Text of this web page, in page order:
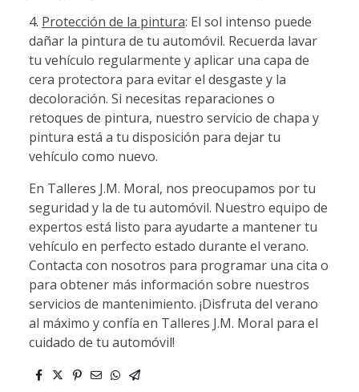
4. Protección de la pintura: El sol intenso puede
dañar la pintura de tu automóvil. Recuerda lavar
tu vehículo regularmente y aplicar una capa de
cera protectora para evitar el desgaste y la
decoloración. Si necesitas reparaciones o
retoques de pintura, nuestro servicio de chapa y
pintura está a tu disposición para dejar tu
vehículo como nuevo.
En Talleres J.M. Moral, nos preocupamos por tu
seguridad y la de tu automóvil. Nuestro equipo de
expertos está listo para ayudarte a mantener tu
vehículo en perfecto estado durante el verano.
Contacta con nosotros para programar una cita o
para obtener más información sobre nuestros
servicios de mantenimiento. ¡Disfruta del verano
al máximo y confía en Talleres J.M. Moral para el
cuidado de tu automóvil!